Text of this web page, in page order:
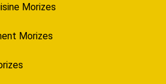
Morizes
Morizes